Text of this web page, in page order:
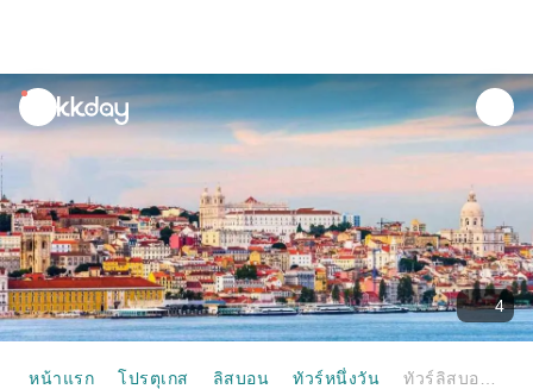
unread
notifications
4
หน้าแรก โปรตุเกส ลิสบอน ทัวร์หนึ่งวัน